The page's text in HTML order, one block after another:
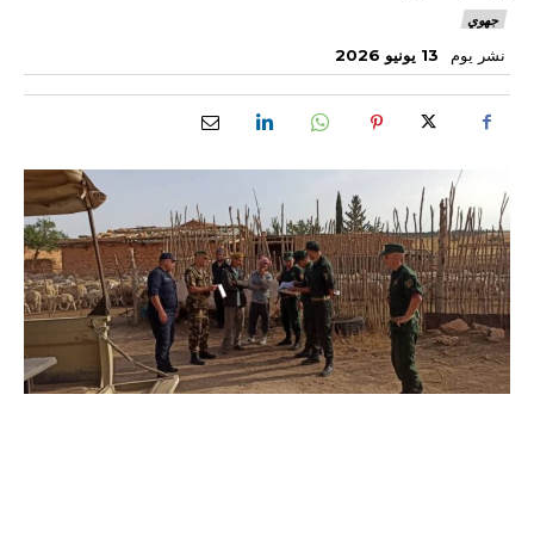
جهوي
نشر يوم 13 يونيو 2026